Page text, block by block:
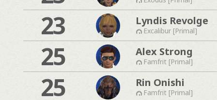
23 Lyndis Revolge
Excalibur [Primal]
25 Alex Strong
Famfrit [Primal]
25 Rin Onishi
Famfrit [Primal]